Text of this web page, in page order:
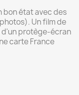
bon état avec des
Un film de
d'un protège-écran
carte France